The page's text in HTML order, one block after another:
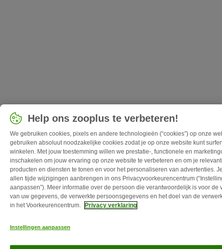
Help ons zooplus te verbeteren!
We gebruiken cookies, pixels en andere technologieën (“cookies”) op onze
gebruiken absoluut noodzakelijke cookies zodat je op onze website kunt
winkelen. Met jouw toestemming willen we prestatie-, functionele en
inschakelen om jouw ervaring op onze website te verbeteren en om je
producten en diensten te tonen en voor het personaliseren van advertenties.
allen tijde wijzigingen aanbrengen in ons Privacyvoorkeurencentrum
aanpassen”). Meer informatie over de persoon die verantwoordelijk is voor de
van uw gegevens, de verwerkte persoonsgegevens en het doel van de
in het Voorkeurencentrum.
Privacy verklaring
Instellingen aanpassen